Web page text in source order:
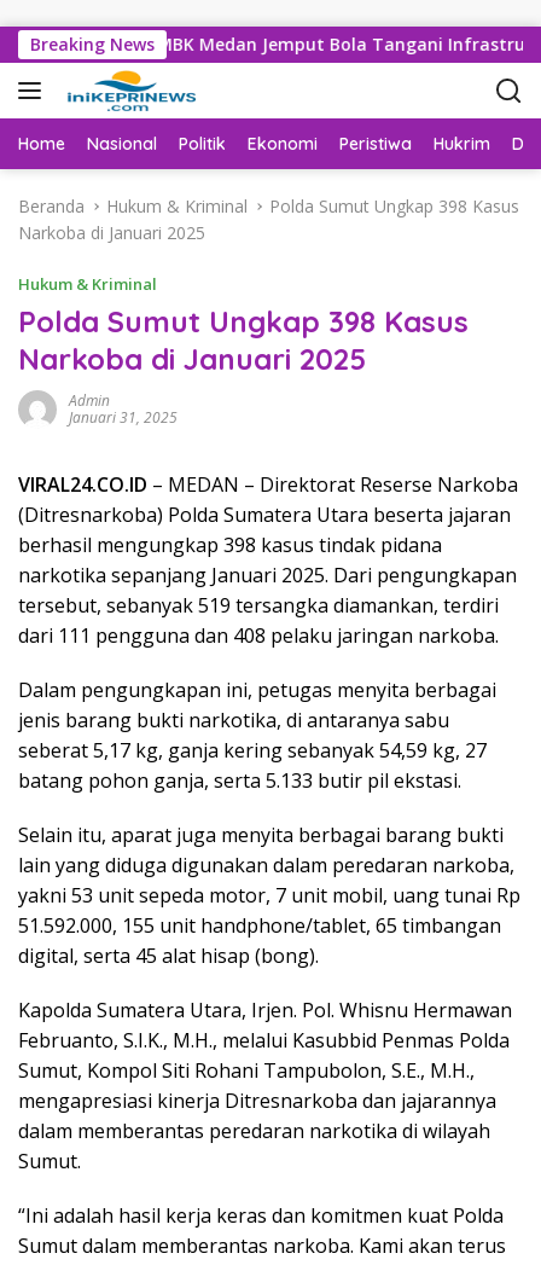
Breaking News
Dinas SDABMBK Medan Jemput Bola Tangani Infrastruktur
Home Nasional Politik Ekonomi Peristiwa Hukrim
Beranda Hukum & Kriminal
Polda Sumut Ungkap 398 Kasus
Narkoba di Januari 2025
Hukum & Kriminal
Polda Sumut Ungkap 398 Kasus
Narkoba di Januari 2025
Admin
Januari 31, 2025
VIRAL24.CO.ID – MEDAN – Direktorat Reserse Narkoba
(Ditresnarkoba) Polda Sumatera Utara beserta jajaran
berhasil mengungkap 398 kasus tindak pidana
narkotika sepanjang Januari 2025. Dari pengungkapan
tersebut, sebanyak 519 tersangka diamankan, terdiri
dari 111 pengguna dan 408 pelaku jaringan narkoba.
Dalam pengungkapan ini, petugas menyita berbagai
jenis barang bukti narkotika, di antaranya sabu
seberat 5,17 kg, ganja kering sebanyak 54,59 kg, 27
batang pohon ganja, serta 5.133 butir pil ekstasi.
Selain itu, aparat juga menyita berbagai barang bukti
lain yang diduga digunakan dalam peredaran narkoba,
yakni 53 unit sepeda motor, 7 unit mobil, uang tunai Rp
51.592.000, 155 unit handphone/tablet, 65 timbangan
digital, serta 45 alat hisap (bong).
Kapolda Sumatera Utara, Irjen. Pol. Whisnu Hermawan
Februanto, S.I.K., M.H., melalui Kasubbid Penmas Polda
Sumut, Kompol Siti Rohani Tampubolon, S.E., M.H.,
mengapresiasi kinerja Ditresnarkoba dan jajarannya
dalam memberantas peredaran narkotika di wilayah
Sumut.
“Ini adalah hasil kerja keras dan komitmen kuat Polda
Sumut dalam memberantas narkoba. Kami akan terus